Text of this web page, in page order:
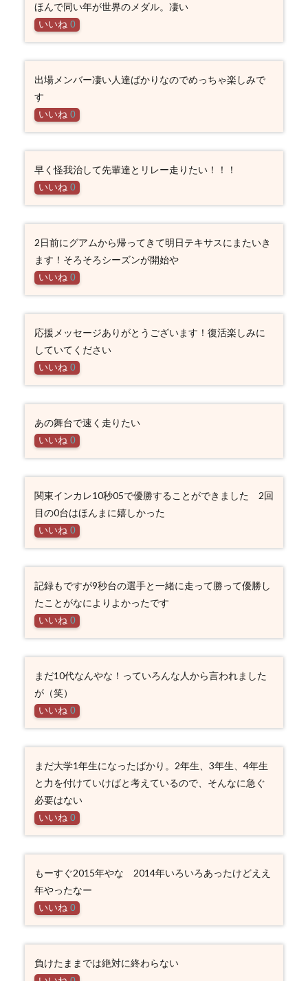
ほんで同い年が世界のメダル。凄い
いいね 0
出場メンバー凄い人達ばかりなのでめっちゃ楽しみで
す
いいね 0
早く怪我治して先輩達とリレー走りたい！！！
いいね 0
2日前にグアムから帰ってきて明日テキサスにまたいき
ます！そろそろシーズンが開始や
いいね 0
応援メッセージありがとうございます！復活楽しみに
していてください
いいね 0
あの舞台で速く走りたい
いいね 0
関東インカレ10秒05で優勝することができました 2回
目の0台はほんまに嬉しかった
いいね 0
記録もですが9秒台の選手と一緒に走って勝って優勝し
たことがなによりよかったです
いいね 0
まだ10代なんやな！っていろんな人から言われました
が（笑）
いいね 0
まだ大学1年生になったばかり。2年生、3年生、4年生
と力を付けていけばと考えているので、そんなに急ぐ
必要はない
いいね 0
もーすぐ2015年やな 2014年いろいろあったけどええ
年やったなー
いいね 0
負けたままでは絶対に終わらない